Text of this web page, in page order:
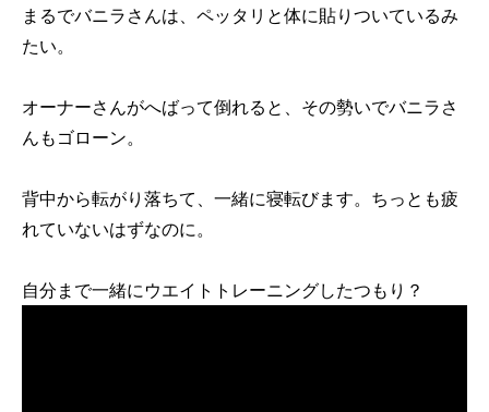
まるでバニラさんは、ペッタリと体に貼りついているみ
たい。
オーナーさんがへばって倒れると、その勢いでバニラさ
んもゴローン。
背中から転がり落ちて、一緒に寝転びます。ちっとも疲
れていないはずなのに。
自分まで一緒にウエイトトレーニングしたつもり？